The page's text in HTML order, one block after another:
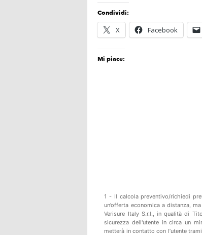
Condividi:
X Facebook
Mi piace:
1 - Il calcola preventivo/richiedi
un’offerta economica a distanza,
Verisure Italy S.r.l., in qualità di
sicurezza dell'utente in circa un
metterà in contatto con l’utente